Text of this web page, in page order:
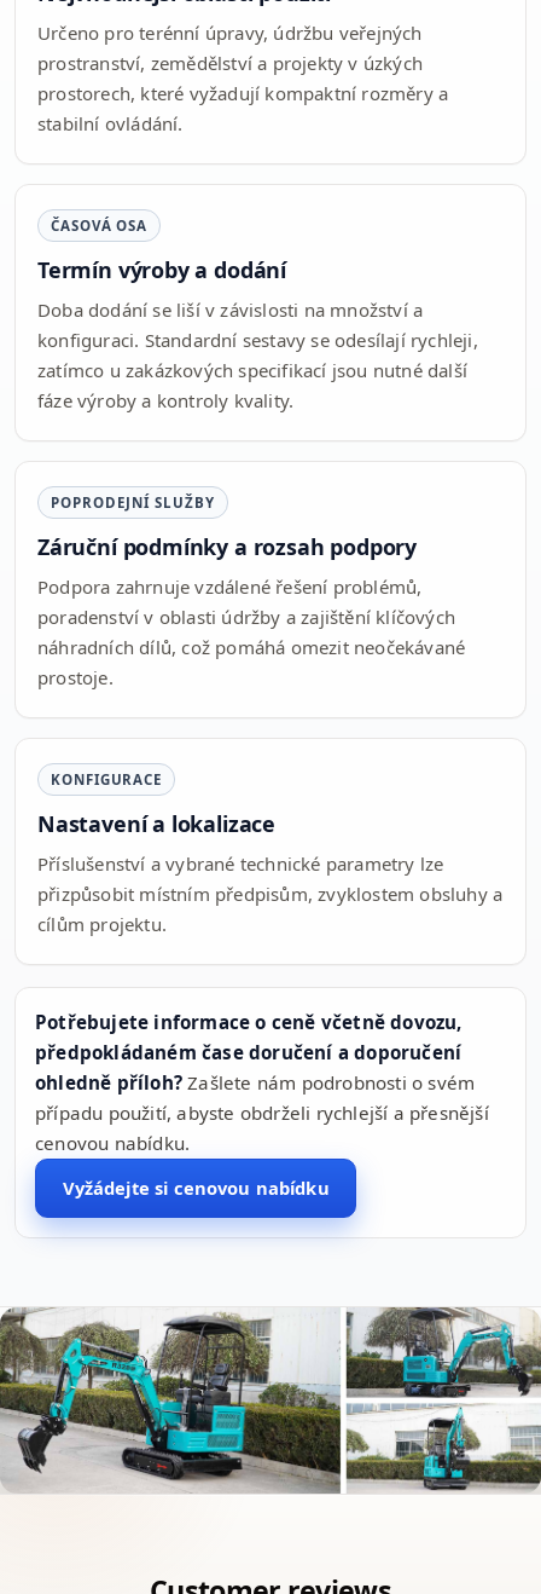
Určeno pro terénní úpravy, údržbu veřejných
prostranství, zemědělství a projekty v úzkých
prostorech, které vyžadují kompaktní rozměry a
stabilní ovládání.
ČASOVÁ OSA
Termín výroby a dodání
Doba dodání se liší v závislosti na množství a
konfiguraci. Standardní sestavy se odesílají rychleji,
zatímco u zakázkových specifikací jsou nutné další
fáze výroby a kontroly kvality.
POPRODEJNÍ SLUŽBY
Záruční podmínky a rozsah podpory
Podpora zahrnuje vzdálené řešení problémů,
poradenství v oblasti údržby a zajištění klíčových
náhradních dílů, což pomáhá omezit neočekávané
prostoje.
KONFIGURACE
Nastavení a lokalizace
Příslušenství a vybrané technické parametry lze
přizpůsobit místním předpisům, zvyklostem obsluhy a
cílům projektu.
Potřebujete informace o ceně včetně dovozu,
předpokládaném čase doručení a doporučení
ohledně příloh? Zašlete nám podrobnosti o svém
případu použití, abyste obdrželi rychlejší a přesnější
cenovou nabídku.
Vyžádejte si cenovou nabídku